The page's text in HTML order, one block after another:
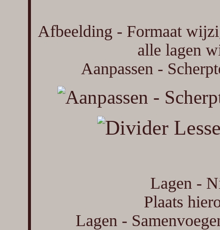
Afbeelding - Formaat
alle lagen
Aanpassen -
Lagen -
Plaats
Lagen -